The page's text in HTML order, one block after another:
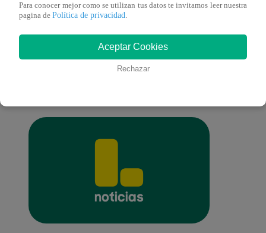
También te puede
interesar
Para conocer mejor como se utilizan tus datos te invitamos leer nuestra
pagina de Política de privacidad
Aceptar Cookies
Rechazar